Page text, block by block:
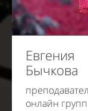
Евгения
Бычкова
онлайн групп